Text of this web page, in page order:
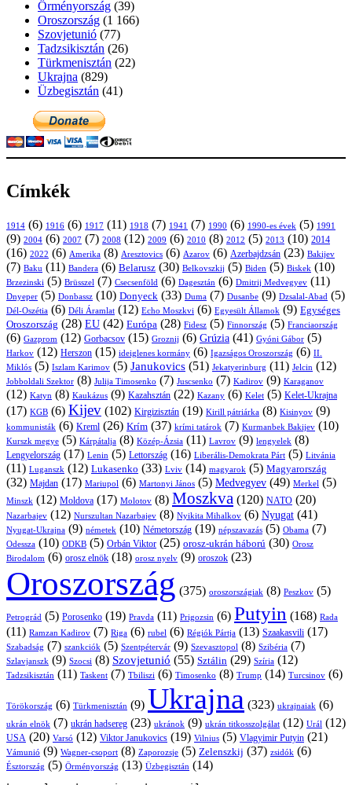
Örményország (39)
Oroszország (1 166)
Szovjetunió (77)
Tadzsikisztán (26)
Türkmenisztán (22)
Ukrajna (829)
Üzbegisztán (41)
Címkék
1914 (6) 1916 (6) 1917 (11) 1918 (7) 1941 (7) 1990 (6) 1990-es évek (5) 1991
(9) 2004 (6) 2007 (7) 2008 (12) 2009 (6) 2010 (8) 2012 (5) 2013 (10) 2014
(16) 2022 (6) Amerika (8) Aresztovics (6) Azarov (6) Azerbajdzsán (23) Bakijev
(7) Baku (11) Bandera (6) Belarusz (30) Belkovszkij (5) Biden (5) Biskek (10)
Brzezinski (5) Brüsszel (7) Csecsenföld (6) Dagesztán (6) Dmitrij Medvegyev (11)
Dnyeper (5) Donbassz (10) Donyeck (33) Duma (7) Dusanbe (9) Dzsalal-Abad (5)
Dél-Oszétia (6) Déli Áramlat (12) Echo Moszkvi (6) Egyesült Államok (9) Egységes
Oroszország (28) EU (42) Európa (28) Fidesz (5) Finnország (5) Franciaország
(6) Gazprom (12) Gorbacsov (15) Groznij (6) Grúzia (41) Gyóni Gábor (5)
Harkov (12) Herszon (15) ideiglenes kormány (6) Igazságos Oroszország (6) II.
Miklós (5) Iszlam Karimov (5) Janukovics (51) Jekatyerinburg (11) Jelcin (12)
Jobboldali Szektor (8) Julija Timosenko (7) Juscsenko (7) Kadirov (9) Karaganov
(12) Katyn (8) Kaukázus (9) Kazahsztán (22) Kazany (6) Kelet (5) Kelet-Ukrajna
(17) KGB (6) Kijev (102) Kirgizisztán (19) Kirill pátriárka (8) Kisinyov (9)
kommunisták (6) Kreml (26) Krím (37) krími tatárok (7) Kurmanbek Bakijev (10)
Kurszk megye (5) Kárpátalja (8) Közép-Ázsia (11) Lavrov (9) lengyelek (8)
Lengyelország (17) Lenin (5) Lettország (16) Liberális-Demokrata Párt (5) Litvánia
(11) Luganszk (12) Lukasenko (33) Lviv (14) magyarok (5) Magyarország
(32) Majdan (17) Mariupol (6) Martonyi János (5) Medvegyev (49) Merkel (5)
Minszk (12) Moldova (17) Molotov (8) Moszkva (120) NATO (20)
Nazarbajev (12) Nurszultan Nazarbajev (8) Nyikita Mihalkov (6) Nyugat (41)
Nyugat-Ukrajna (9) németek (10) Németország (19) népszavazás (5) Obama (7)
Odessza (10) ODKB (5) Orbán Viktor (25) orosz-ukrán háború (30) Orosz
Birodalom (6) orosz elnök (18) orosz nyelv (9) oroszok (23)
Oroszország (375) oroszországiak (8) Peszkov (5)
Petrográd (5) Porosenko (19) Pravda (11) Prigozsin (6) Putyin (168) Rada
(11) Ramzan Kadirov (7) Riga (6) rubel (6) Régiók Pártja (13) Szaakasvili (17)
Szabadság (7) szankciók (5) Szentpétervár (9) Szevasztopol (8) Szibéria (7)
Szlavjanszk (9) Szocsi (8) Szovjetunió (55) Sztálin (29) Szíria (12)
Tadzsikisztán (11) Taskent (7) Tbiliszi (6) Timosenko (8) Trump (14) Turcsinov (6)
Törökország (6) Türkmenisztán (9) Ukrajna (323) ukrajnaiak (6)
ukrán elnök (7) ukrán hadsereg (23) ukránok (9) ukrán titkosszolgálat (12) Urál (12)
USA (20) Varsó (12) Viktor Janukovics (19) Vilnius (5) Vlagyimir Putyin (21)
Vámunió (9) Wagner-csoport (8) Zaporozsje (5) Zelenszkij (37) zsidók (6)
Észtország (5) Örményország (13) Üzbegisztán (14)